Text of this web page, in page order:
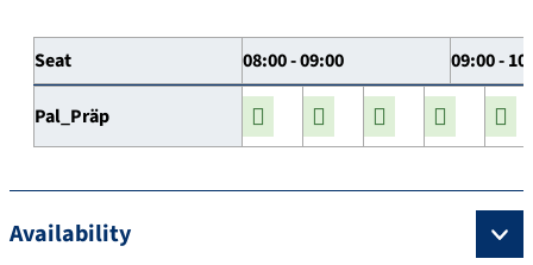
Seat 08:00 - 09:00 09:00 -
Pal_Präp
Availability